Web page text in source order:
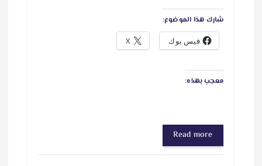
شارك هذا الموضوع:
فيس بوك X
معجب بهذه:
Read more